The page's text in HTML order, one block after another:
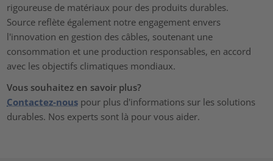
rigoureuse de matériaux pour des produits durables.
Source reflète également notre engagement envers
l'innovation en gestion des câbles, soutenant une
consommation et une production responsables, en accord
avec les objectifs climatiques mondiaux.
Vous souhaitez en savoir plus?
Contactez-nous pour plus d'informations sur les solutions
durables. Nos experts sont là pour vous aider.